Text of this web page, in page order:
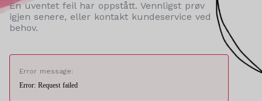
En uventet feil har oppstått. Vennligst prøv
igjen senere, eller kontakt kundeservice ved
behov.
Error message:
Error: Request failed